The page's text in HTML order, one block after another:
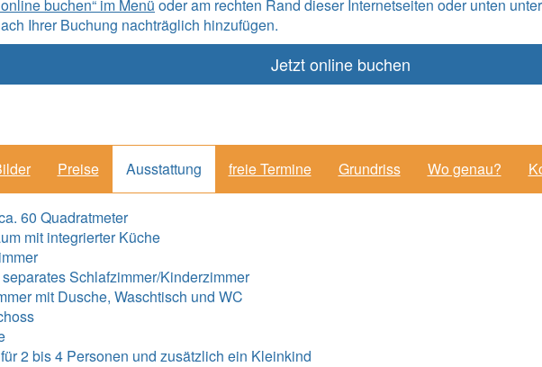
buchen“ im Menü oder am rechten Rand dieser Internetseiten oder unten
Ihrer Buchung nachträglich hinzufügen.
Jetzt online buchen
Preise Ausstattung freie Termine Grundriss Wo genau?
60 Quadratmeter
mit integrierter Küche
Schlafzimmer/Kinderzimmer
mit Dusche, Waschtisch und WC
2 bis 4 Personen und zusätzlich ein Kleinkind